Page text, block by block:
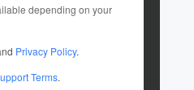
depending on your
Privacy Policy.
Terms.
投稿しています